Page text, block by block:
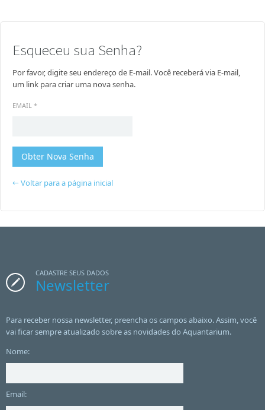
Esqueceu sua Senha?
Por favor, digite seu endereço de E-mail. Você receberá via E-mail,
um link para criar uma nova senha.
EMAIL *
← Voltar para a página inicial
CADASTRE SEUS DADOS
Newsletter
Para receber nossa newsletter, preencha os campos abaixo. Assim, você
vai ficar sempre atualizado sobre as novidades do Aquantarium.
Nome:
Email: